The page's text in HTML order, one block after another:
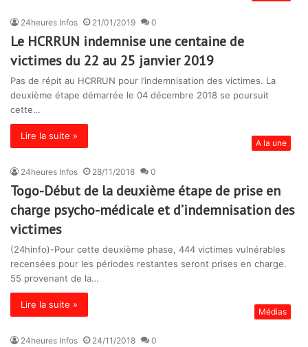
24heures Infos 21/01/2019 0
Le HCRRUN indemnise une centaine de
victimes du 22 au 25 janvier 2019
Pas de répit au HCRRUN pour l’indemnisation des victimes. La
deuxième étape démarrée le 04 décembre 2018 se poursuit
cette…
Lire la suite »
A la une
24heures Infos 28/11/2018 0
Togo-Début de la deuxième étape de prise en
charge psycho-médicale et d’indemnisation des
victimes
(24hinfo)-Pour cette deuxième phase, 444 victimes vulnérables
recensées pour les périodes restantes seront prises en charge.
55 provenant de la…
Lire la suite »
Médias
24heures Infos 24/11/2018 0